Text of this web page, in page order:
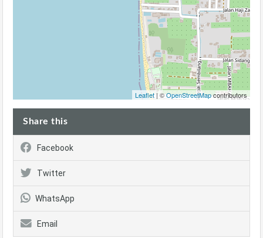
Leaflet | ©OpenStreetMapcontributors
Share this
Facebook
Twitter
WhatsApp
Email